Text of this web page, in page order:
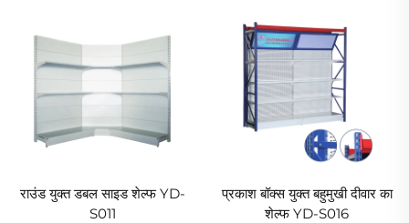
राउंड युक्त डबल साइड शेल्फ YD-
S011
प्रकाश बॉक्स युक्त बहुमुखी दीवार का
शेल्फ YD-S016